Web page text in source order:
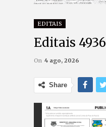
EDITAIS
Editais 4936
On 4 ago, 2026
Share